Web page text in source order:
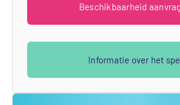
Beschikbaarheid
Informatie over het